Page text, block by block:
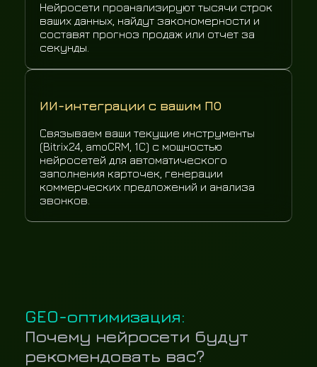
Нейросети проанализируют тысячи строк
ваших данных, найдут закономерности и
составят прогноз продаж или отчет за
секунды.
ИИ-интеграции с вашим ПО
Связываем ваши текущие инструменты
(Bitrix24, amoCRM, 1C) с мощностью
нейросетей для автоматического
заполнения карточек, генерации
коммерческих предложений и анализа
звонков.
GEO-оптимизация:
Почему нейросети будут
рекомендовать вас?